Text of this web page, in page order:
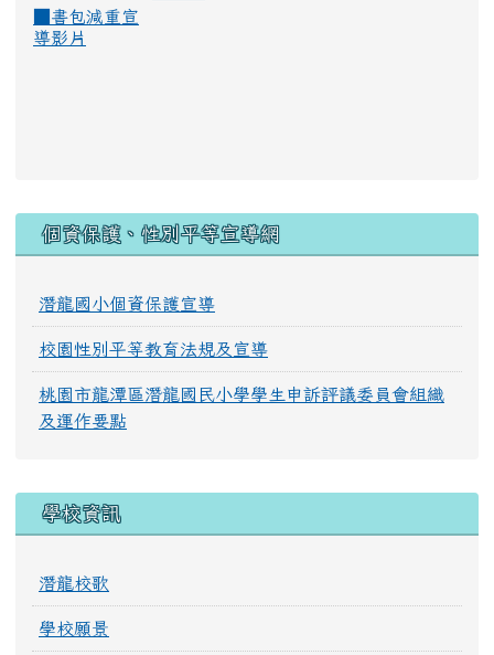
書包減重宣
導影片
個資保護、性別平等宣導網
潛龍國小個資保護宣導
校園性別平等教育法規及宣導
桃園市龍潭區潛龍國民小學學生申訴評議委員會組織
及運作要點
學校資訊
潛龍校歌
學校願景